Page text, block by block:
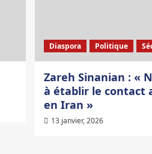
Diaspora Politique
Zareh Sinanian : «
à établir le contact
en Iran »
13 janvier, 2026